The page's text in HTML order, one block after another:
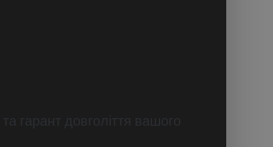
гарант довголіття вашого